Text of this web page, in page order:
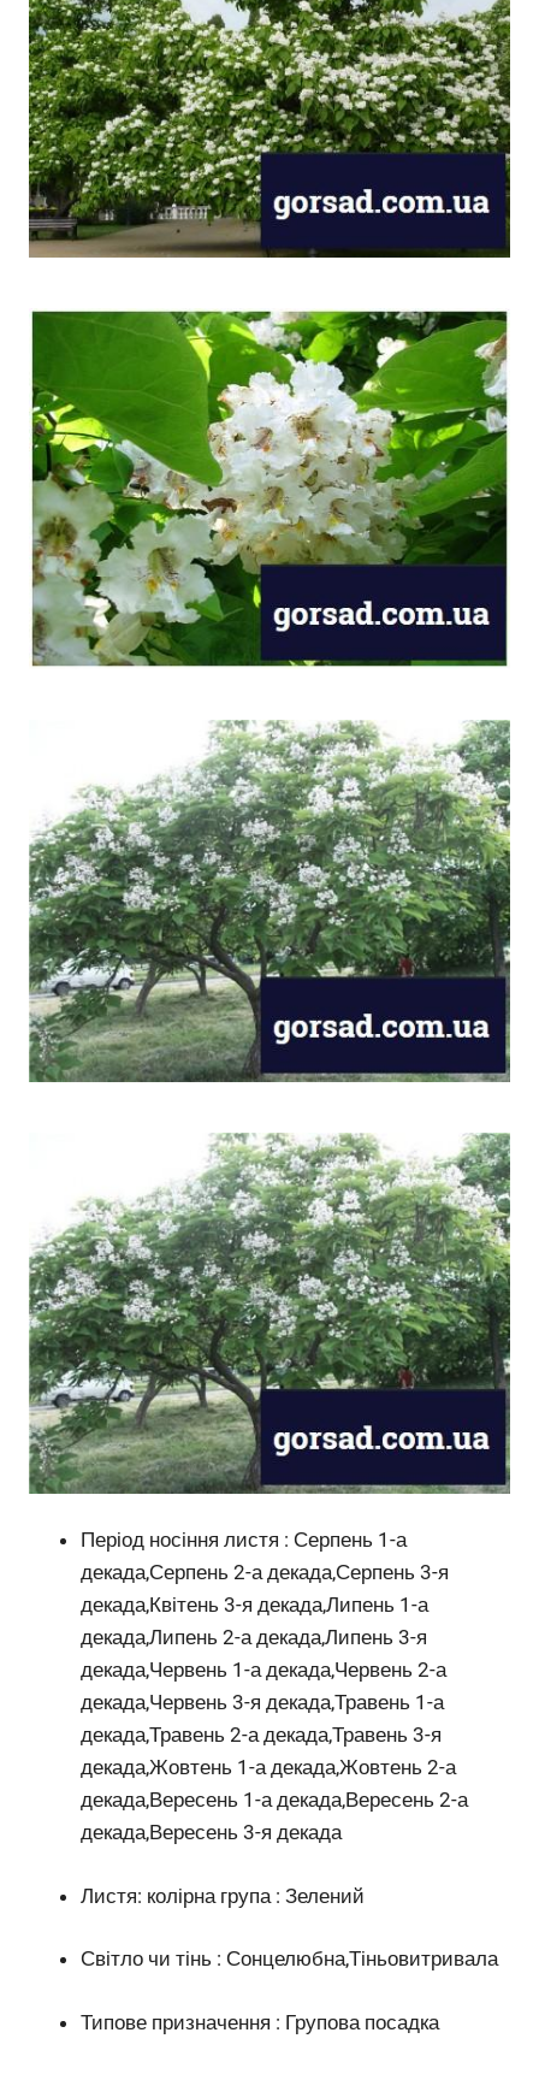
Період носіння листя : Серпень 1-а
декада,Серпень 2-а декада,Серпень 3-я
декада,Квітень 3-я декада,Липень 1-а
декада,Липень 2-а декада,Липень 3-я
декада,Червень 1-а декада,Червень 2-а
декада,Червень 3-я декада,Травень 1-а
декада,Травень 2-а декада,Травень 3-я
декада,Жовтень 1-а декада,Жовтень 2-а
декада,Вересень 1-а декада,Вересень 2-а
декада,Вересень 3-я декада
Листя: колірна група : Зелений
Світло чи тінь : Сонцелюбна,Тіньовитривала
Типове призначення : Групова посадка